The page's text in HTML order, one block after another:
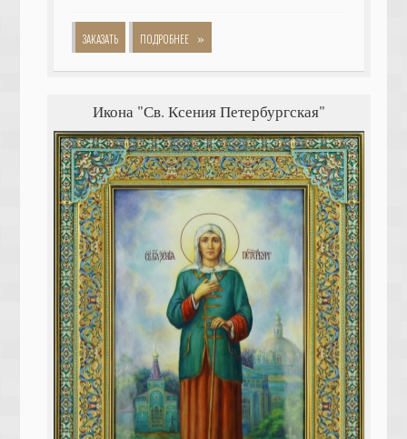
ЗАКАЗАТЬ ПОДРОБНЕЕ »
Икона "Св. Ксения Петербургская"